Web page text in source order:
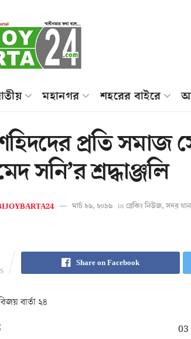
মহানগর শহরের বাইরে
প্রতি সমাজ
সনি’র শ্রদ্ধাঞ্জলি
মার্চ ২৬, ২০১৬ in ব্রেকিং নিউজ, সদর
Share on Facebook
বার্তা ২৪